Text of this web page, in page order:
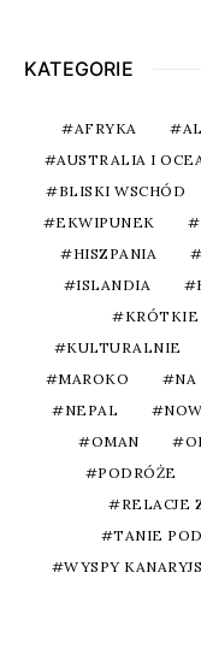
KATEGORIE
AFRYKA
AUSTRALIA I
BLISKI WSCHÓD
EKWIPUNEK
HISZPANIA
ISLANDIA
KULTURALNIE
MAROKO
NA
NEPAL
OMAN
PODRÓŻE
RELACJE
TANIE
WYSPY